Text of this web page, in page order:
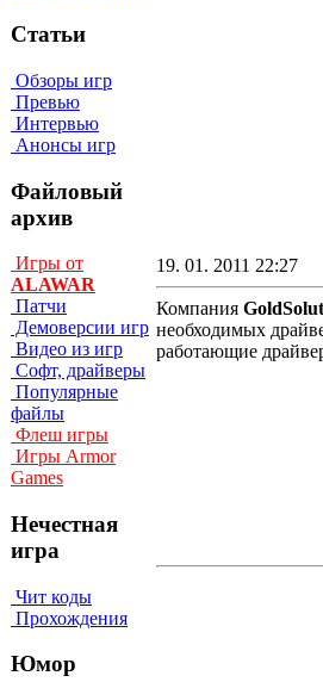
Статьи
Обзоры игр
Превью
Интервью
Анонсы игр
Файловый
архив
Игры от
ALAWAR
Патчи
Демоверсии игр
Видео из игр
Софт, драйверы
Популярные
файлы
Флеш игры
Игры Armor
Games
Нечестная
игра
Чит коды
Прохождения
Юмор
19. 01. 2011 22:27
Компания
необходимых
работающие